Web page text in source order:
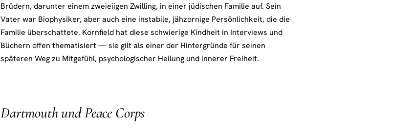
Brüdern, darunter einem zweieiigen Zwilling, in einer jüdischen Familie auf. Sein
Vater war Biophysiker, aber auch eine instabile, jähzornige Persönlichkeit, die die
Familie überschattete. Kornfield hat diese schwierige Kindheit in Interviews und
Büchern offen thematisiert — sie gilt als einer der Hintergründe für seinen
späteren Weg zu Mitgefühl, psychologischer Heilung und innerer Freiheit.
Dartmouth und Peace Corps